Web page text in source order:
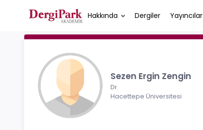
Hakkında Dergiler Yayıncılar
Sezen Ergin Zengin
Dr.
Hacettepe Üniversitesi